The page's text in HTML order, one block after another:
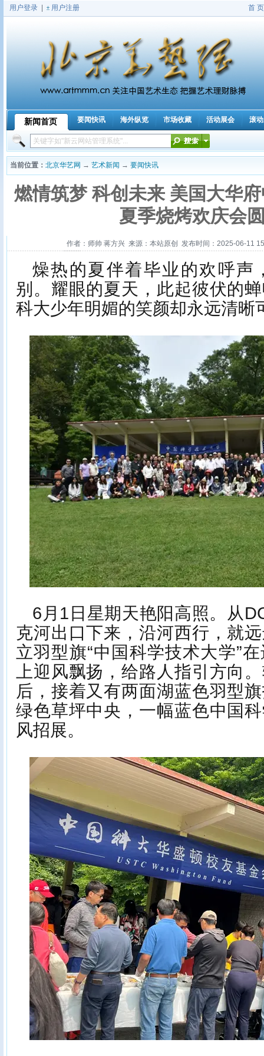
用户登录 用户注册 首 页
新闻首页
|
要闻快讯 海外纵览 市场收藏 活动展会 滚
当前位置： 北京华艺网 → 艺术新闻 → 要闻快讯
燃情筑梦 科创未来 美国大华
夏季烧烤欢庆会
作者：师帅 蒋方兴 来源：本站原创 发布时间：2025-06-11
燥热的夏伴着毕业的欢呼声
别。耀眼的夏天，此起彼伏的
科大少年明媚的笑颜却永远清晰
6月1日星期天艳阳高照。从
克河出口下来，沿河西行，就
立羽型旗“中国科学技术大学”
上迎风飘扬，给路人指引方向
后，接着又有两面湖蓝色羽型
绿色草坪中央，一幅蓝色中国
风招展。